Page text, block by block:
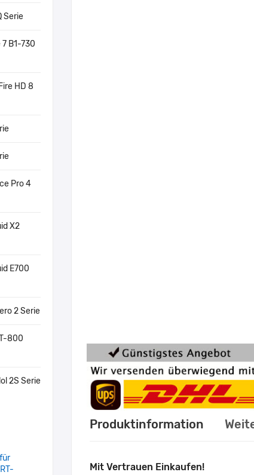
Serie
B1-730
HD 8
Pro 4
X2
E700
2 Serie
800
2S Serie
Produktinformation
Mit Vertrauen Einkaufen!